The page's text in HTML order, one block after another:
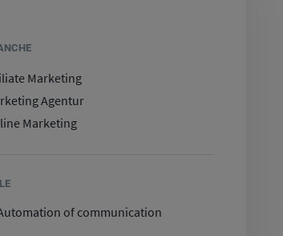
Marketing
Agentur
Marketing
of communication